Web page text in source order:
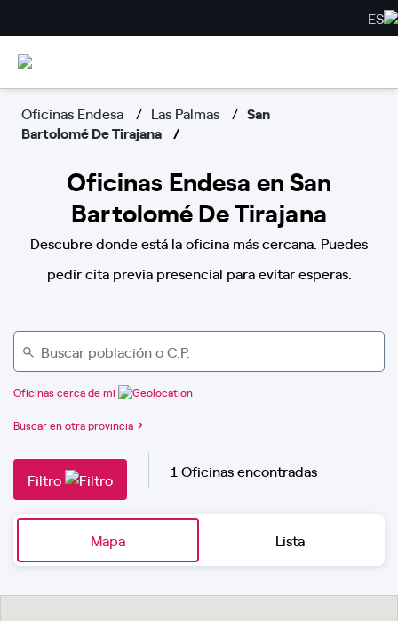
ES
Oficinas Endesa Las Palmas
San
Bartolomé De Tirajana
Oficinas Endesa en San
Bartolomé De Tirajana
Descubre donde está la oficina más cercana. Puedes
pedir cita previa presencial para evitar esperas.
Oficinas cerca de mi
Buscar en otra provincia
Filtro 1 Oficinas encontradas
Mapa Lista